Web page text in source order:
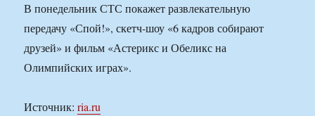
В понедельник СТС покажет развлекательную
передачу «Спой!», скетч-шоу «6 кадров собирают
друзей» и фильм «Астерикс и Обеликс на
Олимпийских играх».
Источник:ria.ru